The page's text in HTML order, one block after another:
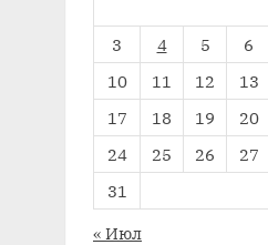
3
4 5 6
10
11 12 13
17
18 19 20
24
25 26 27
31
« Июл